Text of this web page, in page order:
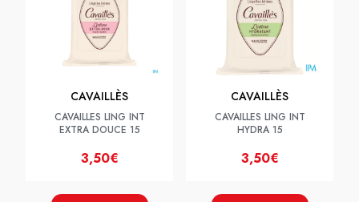
CAVAILLÈS
CAVAILLES LING INT
EXTRA DOUCE 15
3,50€
CAVAILLÈS
CAVAILLES LING INT
HYDRA 15
3,50€